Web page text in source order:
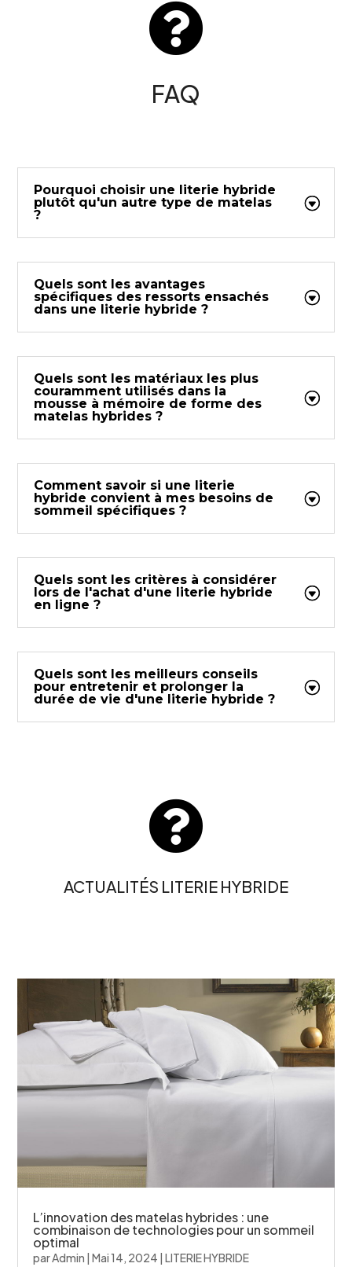

FAQ
Pourquoi choisir une literie hybride
plutôt qu'un autre type de matelas
?
Quels sont les avantages
spécifiques des ressorts ensachés
dans une literie hybride ?
Quels sont les matériaux les plus
couramment utilisés dans la
mousse à mémoire de forme des
matelas hybrides ?
Comment savoir si une literie
hybride convient à mes besoins de
sommeil spécifiques ?
Quels sont les critères à considérer
lors de l'achat d'une literie hybride
en ligne ?
Quels sont les meilleurs conseils
pour entretenir et prolonger la
durée de vie d'une literie hybride ?

ACTUALITÉS LITERIE HYBRIDE
L’innovation des matelas hybrides : une
combinaison de technologies pour un sommeil
optimal
parAdmin |Mai 14, 2024 |LITERIE HYBRIDE